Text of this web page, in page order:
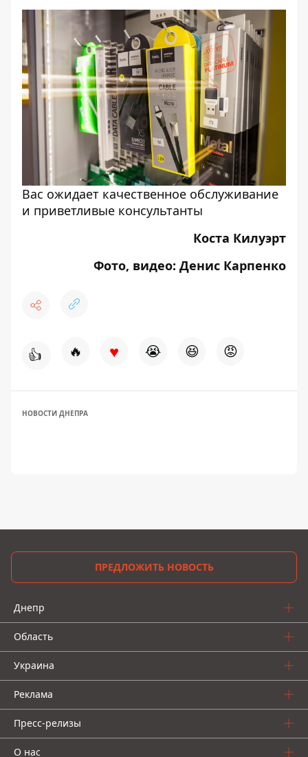
Вас ожидает качественное обслуживание
и приветливые консультанты
Коста Килуэрт
Фото, видео: Денис Карпенко
👍 🔥 ♥ 😭 😆 😡
НОВОСТИ ДНЕПРА
ПРЕДЛОЖИТЬ НОВОСТЬ
Днепр
Область
Украина
Реклама
Пресс-релизы
О нас